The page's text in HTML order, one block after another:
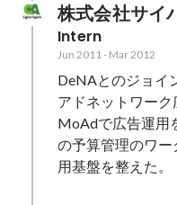
株式会社サイ
Intern
Jun 2011- Mar 2012
DeNAとのジョイ
アドネットワー
MoAdで広告運用
の予算管理のワ
用基盤を整えた。